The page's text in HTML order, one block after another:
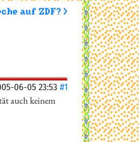
auf ZDF? >
06-05 23:53 #1
auch keinem